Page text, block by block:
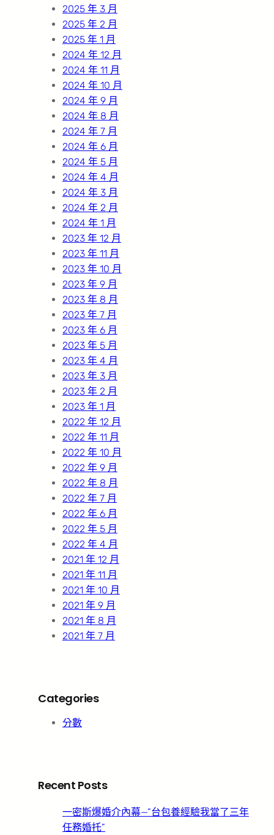
2025 年 3 月
2025 年 2 月
2025 年 1 月
2024 年 12 月
2024 年 11 月
2024 年 10 月
2024 年 9 月
2024 年 8 月
2024 年 7 月
2024 年 6 月
2024 年 5 月
2024 年 4 月
2024 年 3 月
2024 年 2 月
2024 年 1 月
2023 年 12 月
2023 年 11 月
2023 年 10 月
2023 年 9 月
2023 年 8 月
2023 年 7 月
2023 年 6 月
2023 年 5 月
2023 年 4 月
2023 年 3 月
2023 年 2 月
2023 年 1 月
2022 年 12 月
2022 年 11 月
2022 年 10 月
2022 年 9 月
2022 年 8 月
2022 年 7 月
2022 年 6 月
2022 年 5 月
2022 年 4 月
2021 年 12 月
2021 年 11 月
2021 年 10 月
2021 年 9 月
2021 年 8 月
2021 年 7 月
Categories
分數
Recent Posts
一密斯爆婚介內幕—”台包養經驗我當了三年
任務婚托”